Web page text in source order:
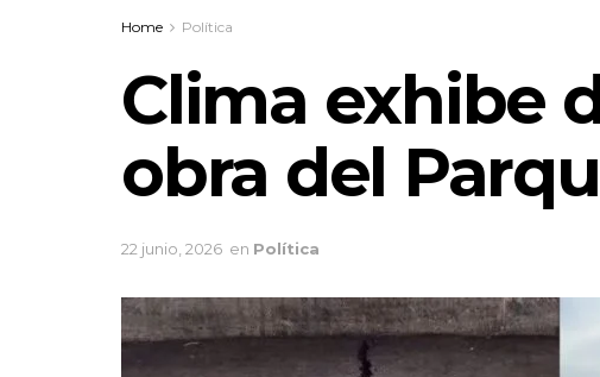
Home Política
Clima exhibe
obra del
22 junio, 2026 en Política